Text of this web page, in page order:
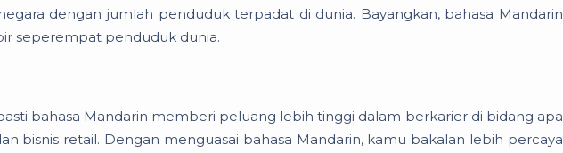
dengan jumlah penduduk terpadat di dunia. Bayangkan, bahasa Mandarin
seperempat penduduk dunia.
bahasa Mandarin memberi peluang lebih tinggi dalam berkarier di bidang apa
bisnis retail. Dengan menguasai bahasa Mandarin, kamu bakalan lebih percaya